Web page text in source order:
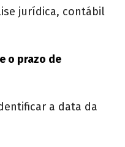
jurídica, contábil
o prazo de
a data da